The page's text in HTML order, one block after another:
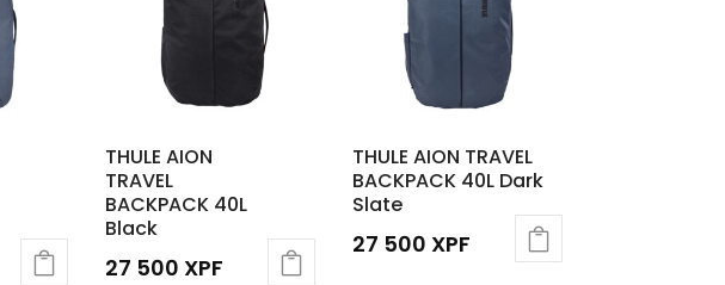
THULE AION
TRAVEL
BACKPACK 40L
Black
27 500 XPF
THULE AION TRAVEL
BACKPACK 40L Dark
Slate
27 500 XPF